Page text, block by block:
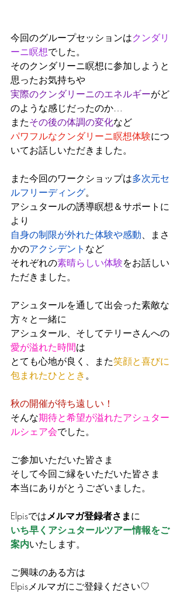
今回のグループセッションはクンダリ
ーニ瞑想でした。
そのクンダリーニ瞑想に参加しようと
思ったお気持ちや
実際のクンダリーニのエネルギーがど
のような感じだったのか…
またその後の体調の変化など
パワフルなクンダリーニ瞑想体験につ
いてお話しいただきました。
また今回のワークショップは多次元セ
ルフリーディング。
アシュタールの誘導瞑想＆サポートに
より
自身の制限が外れた体験や感動、まさ
かのアクシデント など
それぞれの素晴らしい体験をお話しい
ただきました。
アシュタールを通して出会った素敵な
方々と一緒に
アシュタール、そしてテリーさんへの
愛が溢れた時間は
とても心地が良く、また笑顔と喜びに
包まれたひととき。
秋の開催が待ち遠しい！
そんな期待と希望が溢れたアシュター
ルシェア会でした。
ご参加いただいた皆さま
そして今回ご縁をいただいた皆さま
本当にありがとうございました。
Elpisではメルマガ登録者さまに
いち早くアシュタールツアー情報をご
案内いたします。
ご興味のある方は
Elpisメルマガにご登録ください♡